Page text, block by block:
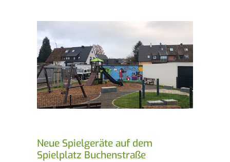
Neue Spielgeräte auf dem
Spielplatz Buchenstraße